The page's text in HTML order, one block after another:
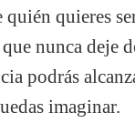
quieres
nunca deje
podrás
imaginar.